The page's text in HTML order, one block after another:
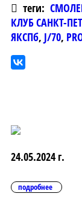
теги:
КЛУБ САНКТ-
ЯКСПб, J/70,
24.05.2024 г.
подробнее